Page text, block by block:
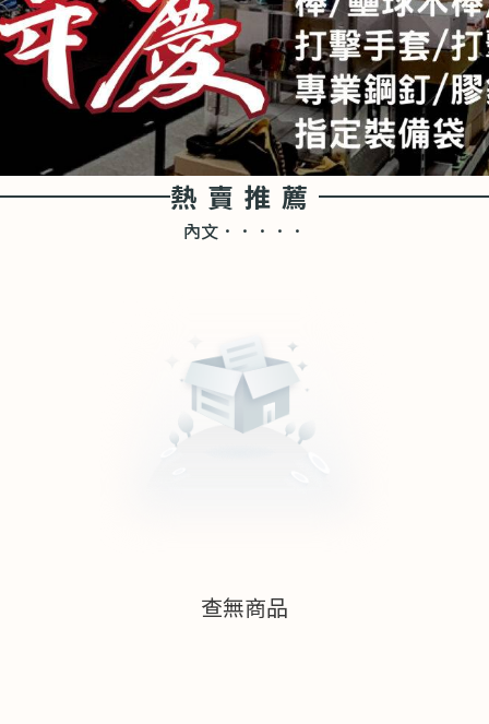
熱賣推薦
內文．．．．．
查無商品